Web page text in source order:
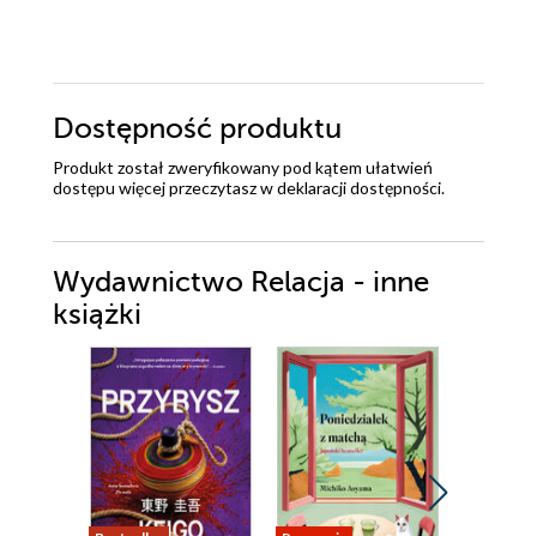
Dostępność produktu
Produkt został zweryfikowany pod kątem ułatwień
dostępu więcej przeczytasz wdeklaracji dostępności.
Wydawnictwo Relacja - inne
książki